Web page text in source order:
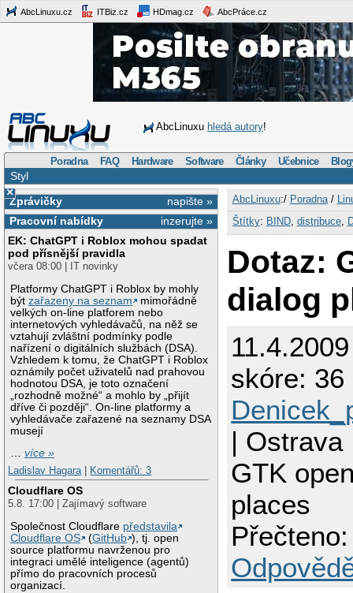
AbcLinuxu.cz ITBiz.cz HDmag.cz AbcPráce.cz
AbcLinuxu hledá autory!
Poradna FAQ Hardware Software Články Učebnice
Styl
×
napište »
Zprávičky
inzerujte »
Pracovní nabídky
EK: ChatGPT i Roblox mohou spadat
pod přísnější pravidla
včera 08:00 | IT novinky
Platformy ChatGPT i Roblox by mohly
býtzařazeny na seznam
mimořádně
velkých on-line platforem nebo
internetových vyhledávačů, na něž se
vztahují zvláštní podmínky podle
nařízení o digitálních službách (DSA).
Vzhledem k tomu, že ChatGPT i Roblox
oznámily počet uživatelů nad prahovou
hodnotou DSA, je toto označení
„rozhodně možné“ a mohlo by „přijít
dříve či později“. On-line platformy a
vyhledávače zařazené na seznamy DSA
musejí
…více »
Ladislav Hagara
Komentářů: 3
Cloudflare OS
5.8. 17:00 | Zajímavý software
Společnost Cloudflare představila
Cloudflare OS
(GitHub ), tj. open
source platformu navrženou pro
integraci umělé inteligence (agentů)
přímo do pracovních procesů
organizací.
AbcLinuxu:/ Poradna/
Štítky: BIND, distribuce,
Dotaz:
dialog
skóre: 36
| Ostrava
GTK
places